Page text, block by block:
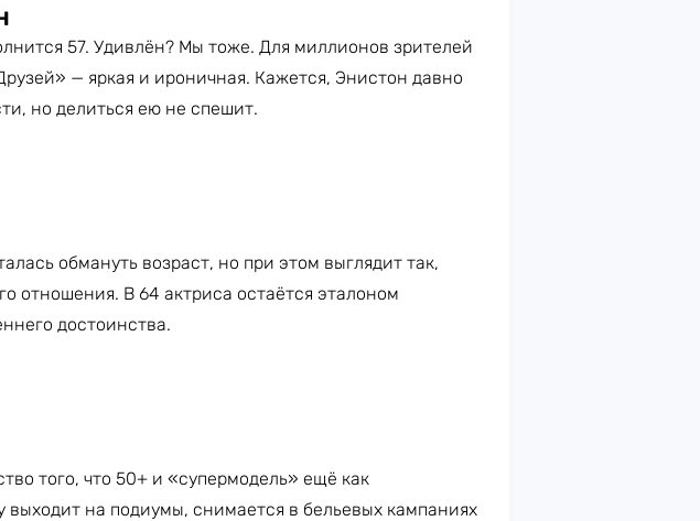
57. Удивлён? Мы тоже. Для миллионов зрителей
— яркая и ироничная. Кажется, Энистон давно
но делиться ею не спешит.
обмануть возраст, но при этом выглядит так,
отношения. В 64 актриса остаётся эталоном
достоинства.
того, что 50+ и «супермодель» ещё как
на подиумы, снимается в бельевых кампаниях